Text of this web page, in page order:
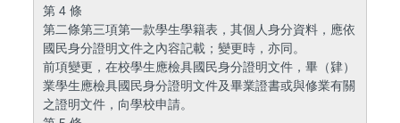
第 4 條
第二條第三項第一款學生學籍表，其個人身分資料，應依
國民身分證明文件之內容記載；變更時，亦同。
前項變更，在校學生應檢具國民身分證明文件，畢（肄）
業學生應檢具國民身分證明文件及畢業證書或與修業有關
之證明文件，向學校申請。